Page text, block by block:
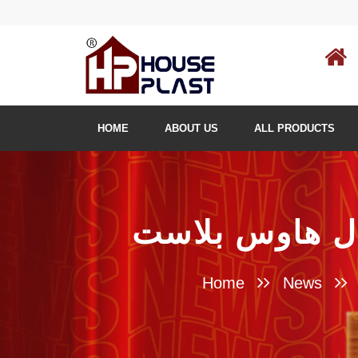
HOME ABOUT US ALL PRODUCTS
Home News